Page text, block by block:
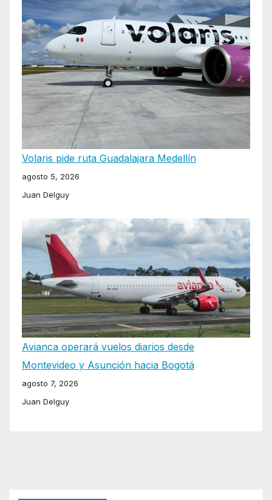
Volaris pide ruta Guadalajara Medellín
agosto 5, 2026
Juan Delguy
Avianca operará vuelos diarios desde
Montevideo y Asunción hacia Bogotá
agosto 7, 2026
Juan Delguy